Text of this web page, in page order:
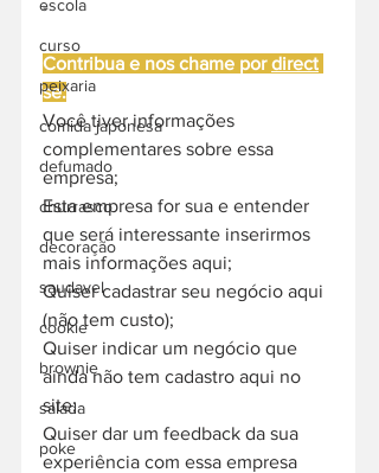
escola
curso
peixaria
comida japonesa
defumado
churrasco
decoração
saudavel
cookie
brownie
salada
poke
-
Contribua e nos chame por direct
se:
Você tiver informações
complementares sobre essa
empresa;
Esta empresa for sua e entender
que será interessante inserirmos
mais informações aqui;
Quiser cadastrar seu negócio aqui
(não tem custo);
Quiser indicar um negócio que
ainda não tem cadastro aqui no
site;
Quiser dar um feedback da sua
experiência com essa empresa